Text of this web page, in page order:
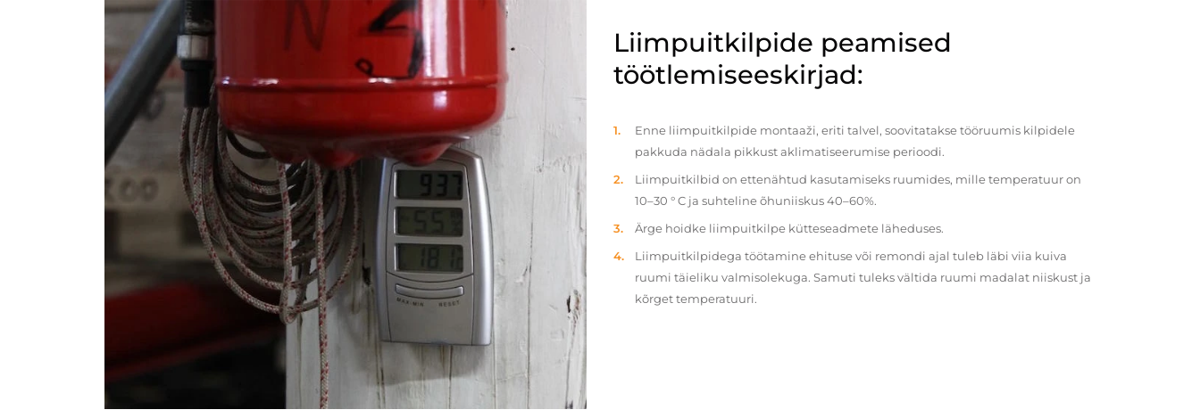
Liimpuitkilpide peamised
töötlemiseeskirjad:
Enne liimpuitkilpide montaaži, eriti talvel, soovitatakse tööruumis kilpidele
pakkuda nädala pikkust aklimatiseerumise perioodi.
Liimpuitkilbid on ettenähtud kasutamiseks ruumides, mille temperatuur on
10–30 ° C ja suhteline õhuniiskus 40–60%.
Ärge hoidke liimpuitkilpe kütteseadmete läheduses.
Liimpuitkilpidega töötamine ehituse või remondi ajal tuleb läbi viia kuiva
ruumi täieliku valmisolekuga. Samuti tuleks vältida ruumi madalat niiskust ja
kõrget temperatuuri.